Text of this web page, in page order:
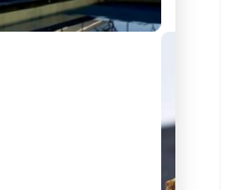
y el jazz de
la mano en la